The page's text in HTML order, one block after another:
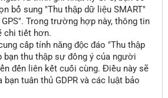
bổ sung "Thu thập dữ liệu SMART"
Trong trường hợp này, thông tin
chi tiết hơn.
cấp tính năng độc đáo "Thu thập
bạn thu thập sự đồng ý của người
đến liên kết cuối cùng. Điều này sẽ
tuân thủ GDPR và các luật bảo